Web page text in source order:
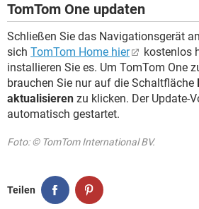
TomTom One updaten
Schließen Sie das Navigationsgerät
sich TomTom Home hier
kostenlos
installieren Sie es. Um TomTom One
brauchen Sie nur auf die Schaltfläche
aktualisieren zu klicken. Der Update-
automatisch gestartet.
Foto: © TomTom International BV.
Teilen